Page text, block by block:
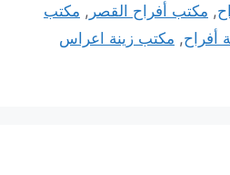
, مكتب أفراح القصر , مكتب
أفراح, مكتب زينة اعراس